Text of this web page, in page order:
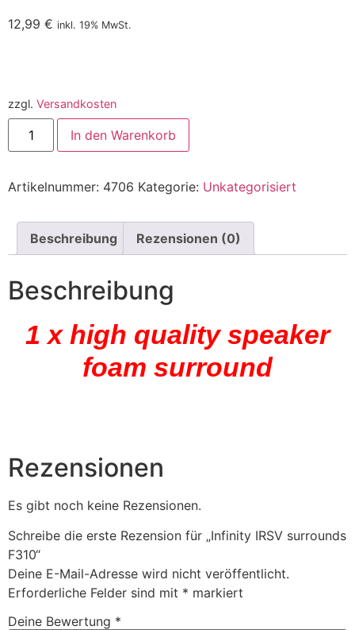
12,99 € inkl. 19% MwSt.
zzgl. Versandkosten
In den Warenkorb
Artikelnummer: 4706 Kategorie: Unkategorisiert
Beschreibung Rezensionen (0)
Beschreibung
1 x high quality speaker
foam surround
Rezensionen
Es gibt noch keine Rezensionen.
Schreibe die erste Rezension für „Infinity IRSV surrounds
F310“
Deine E-Mail-Adresse wird nicht veröffentlicht.
Erforderliche Felder sind mit * markiert
Deine Bewertung *